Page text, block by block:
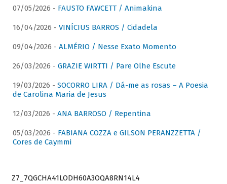
07/05/2026 - FAUSTO FAWCETT / Animakina
16/04/2026 - VINÍCIUS BARROS / Cidadela
09/04/2026 - ALMÉRIO / Nesse Exato Momento
26/03/2026 - GRAZIE WIRTTI / Pare Olhe Escute
19/03/2026 - SOCORRO LIRA / Dá-me as rosas – A Poesia
de Carolina Maria de Jesus
12/03/2026 - ANA BARROSO / Repentina
05/03/2026 - FABIANA COZZA e GILSON PERANZZETTA /
Cores de Caymmi
Z7_7QGCHA41LODH60A3OQA8RN14L4